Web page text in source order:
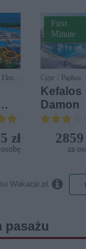
zł
First
Minute
Cypr / Paphos
Kefalos
Damon
2859
za
Wakacje.pl. 
pasażu